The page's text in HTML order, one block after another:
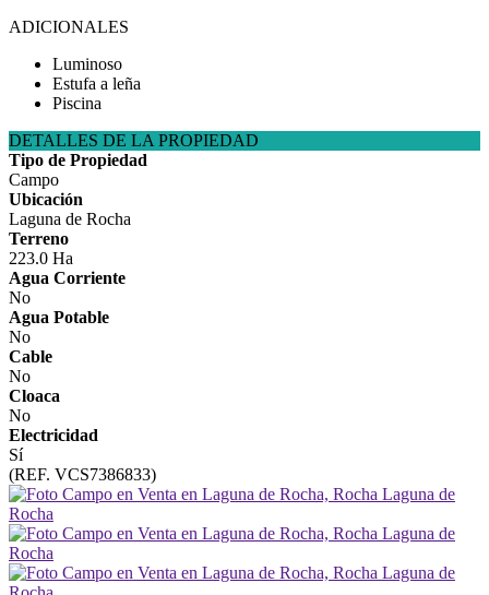
ADICIONALES
Luminoso
Estufa a leña
Piscina
DETALLES DE LA PROPIEDAD
Tipo de Propiedad
Campo
Ubicación
Laguna de Rocha
Terreno
223.0 Ha
Agua Corriente
No
Agua Potable
No
Cable
No
Cloaca
No
Electricidad
Sí
(REF. VCS7386833)